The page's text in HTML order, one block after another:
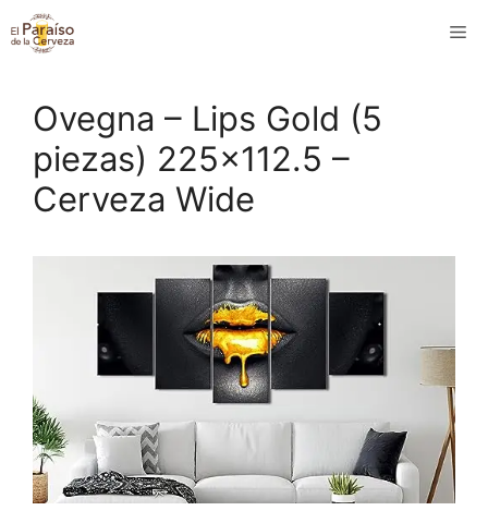
Saltar
al
Ovegna – Lips Gold (5
piezas) 225×112.5 –
Cerveza Wide